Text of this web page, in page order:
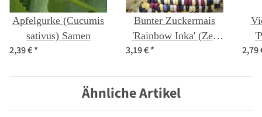
Apfelgurke (Cucumis
sativus) Samen
2,39 €*
Bunter Zuckermais
'Rainbow Inka' (Zea
mays) Bio Saatgut
3,19 €* 2,79
Ähnliche Artikel